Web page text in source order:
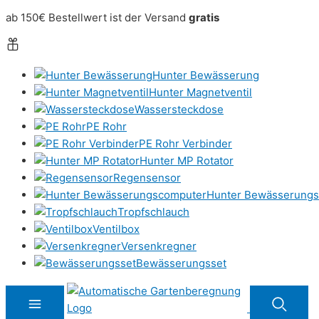
ab 150€ Bestellwert ist der Versand gratis
Hunter Bewässerung
Hunter Magnetventil
Wassersteckdose
PE Rohr
PE Rohr Verbinder
Hunter MP Rotator
Regensensor
Hunter
Tropfschlauch
Ventilbox
Versenkregner
Bewässerungsset